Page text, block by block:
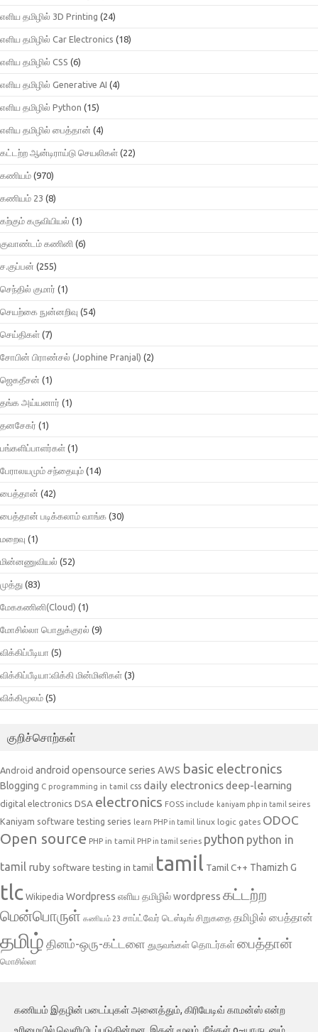
எளிய தமிழில் 3D Printing (24)
எளிய தமிழில் Car Electronics (18)
எளிய தமிழில் CSS (6)
எளிய தமிழில் Generative AI (4)
எளிய தமிழில் Python (15)
எளிய தமிழில் பைத்தான் (4)
கட்டற்ற ஆன்டிராய்டு செயலிகள் (22)
கணியம் (970)
கணியம் 23 (8)
கற்கும் கருவியியல் (1)
குவாண்டம் கணினி (6)
ச.குப்பன் (255)
செந்தில் குமார் (1)
செயற்கை நுன்னறிவு (54)
செய்திகள் (7)
சோபின் பிராண்சல் (Jophine Pranjal) (2)
ஜெகதீசன் (1)
தங்க அய்யனார் (1)
தனசேகர் (1)
பங்களிப்பாளர்கள் (1)
பேராலயமும் சந்தையும் (14)
பைத்தான் (42)
பைத்தான் படிக்கலாம் வாங்க (30)
மறைவு (1)
மின்னணுவியல் (52)
முத்து (83)
மேககணினி(Cloud) (1)
மோசில்லா பொதுக்குரல் (9)
விக்கிப்பீடியா (5)
விக்கிப்பீடியா:விக்கி மின்மினிகள் (3)
விக்கிமூலம் (5)
குறிச்சொற்கள்
Android android opensource series AWS basic electronics
Blogging C programming in tamil css daily electronicsdeep-learning
digital electronics DSA electronics FOSS include kaniyam php in tamil seires
Kaniyam software testing series learn PHP in tamil linux logic gates ODOC
Open source PHP in tamil PHP in tamil series python python in
tamil ruby software testing in tamil tamil Tamil C++ Thamizh G
tlc Wikipedia Wordpress எளிய தமிழில் wordpress கட்டற்ற
மென்பொருள் கணியம் 23 சாப்ட்வேர் டெஸ்டிங் சிறுகதை தமிழில் பைத்தான்
தமிழ் தினம்-ஒரு-கட்டளை துருவங்கள் தொடர்கள்பைத்தான்
மொசில்லா
கணியம் இதழின் படைப்புகள் அனைத்தும், கிரியேடிவ் காமன்ஸ் என்ற